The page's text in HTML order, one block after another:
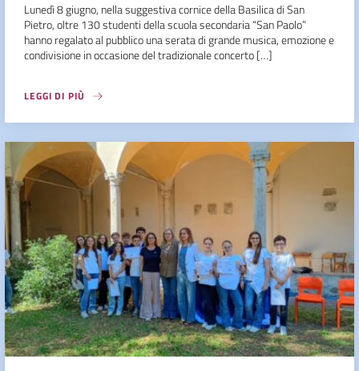
Lunedì 8 giugno, nella suggestiva cornice della Basilica di San
Pietro, oltre 130 studenti della scuola secondaria “San Paolo”
hanno regalato al pubblico una serata di grande musica, emozione e
condivisione in occasione del tradizionale concerto […]
LEGGI DI PIÙ